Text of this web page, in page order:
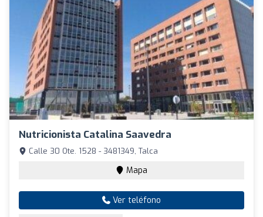
Nutricionista Catalina Saavedra
Calle 30 Ote. 1528 - 3481349, Talca
Mapa
Ver teléfono